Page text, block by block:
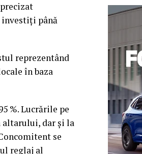
investiţi până
reprezentând
în baza
%. Lucrările pe
altarului, dar şi la
se
reglaj al